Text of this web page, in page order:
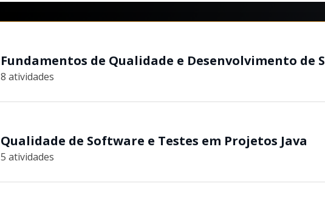
Fundamentos de Qualidade e Desenvolvimento de
8 atividades
Qualidade de Software e Testes em Projetos Java
5 atividades